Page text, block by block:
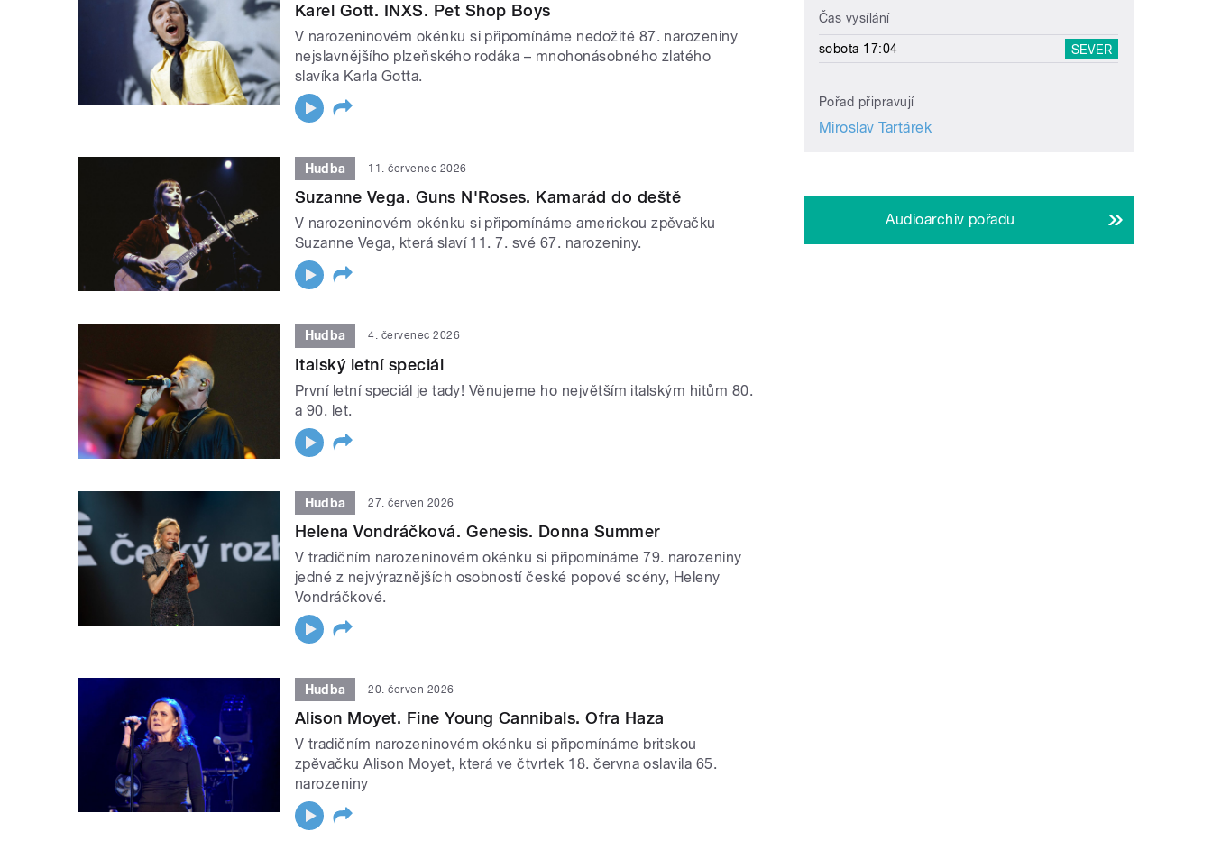
Karel Gott. INXS. Pet Shop Boys
V narozeninovém okénku si připomínáme nedožité 87. narozeniny
nejslavnějšího plzeňského rodáka – mnohonásobného zlatého
slavíka Karla Gotta.
Hudba 11. červenec 2026
Suzanne Vega. Guns N'Roses. Kamarád do deště
V narozeninovém okénku si připomínáme americkou zpěvačku
Suzanne Vega, která slaví 11. 7. své 67. narozeniny.
Hudba 4. červenec 2026
Italský letní speciál
První letní speciál je tady! Věnujeme ho největším italským hitům 80.
a 90. let.
Hudba 27. červen 2026
Helena Vondráčková. Genesis. Donna Summer
V tradičním narozeninovém okénku si připomínáme 79. narozeniny
jedné z nejvýraznějších osobností české popové scény, Heleny
Vondráčkové.
Hudba 20. červen 2026
Alison Moyet. Fine Young Cannibals. Ofra Haza
V tradičním narozeninovém okénku si připomínáme britskou
zpěvačku Alison Moyet, která ve čtvrtek 18. června oslavila 65.
narozeniny
Čas vysílání
sobota 17:04 SEVER
Pořad připravují
Miroslav Tartárek
Audioarchiv pořadu